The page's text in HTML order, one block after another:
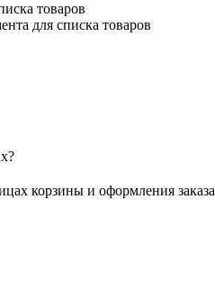
товаров
для списка товаров
?
корзины и оформления заказа